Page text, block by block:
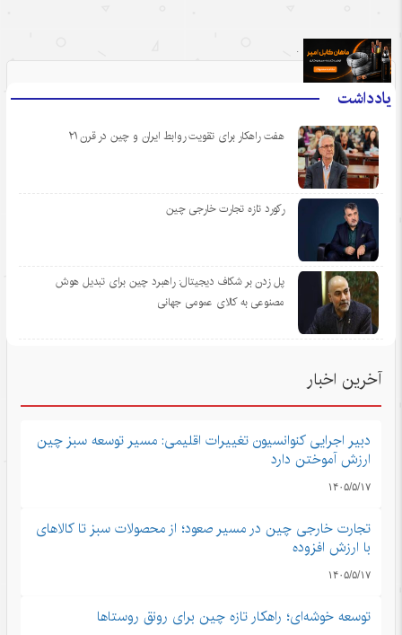
یادداشت
هفت راهکار برای تقویت روابط ایران و چین در قرن ۲۱
رکورد تازه تجارت خارجی چین
پل زدن بر شکاف دیجیتال: راهبرد چین برای تبدیل هوش
مصنوعی به کالای عمومی جهانی
.
آخرین اخبار
دبیر اجرایی کنوانسیون تغییرات اقلیمی: مسیر توسعه سبز چین
ارزش آموختن دارد
۱۴۰۵/۵/۱۷
تجارت خارجی چین در مسیر صعود؛ از محصولات سبز تا کالاهای
با ارزش افزوده
۱۴۰۵/۵/۱۷
توسعه خوشه‌ای؛ راهکار تازه چین برای رونق روستاها